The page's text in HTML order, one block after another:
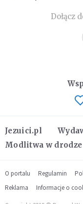
Dołącz
Jezuici.pl
Modlitwa w drodze
O portalu Regulamin
Reklama
Informacje o